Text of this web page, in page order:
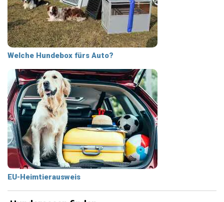
Welche Hundebox fürs Auto?
EU-Heimtierausweis